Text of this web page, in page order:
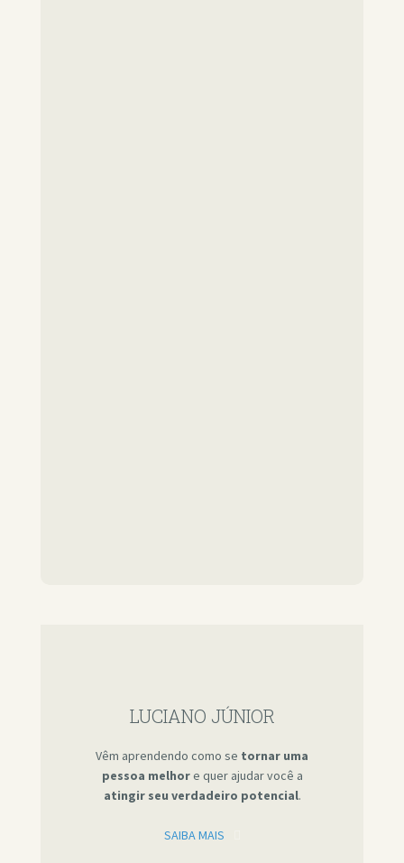
LUCIANO JÚNIOR
Vêm aprendendo como se tornar uma
pessoa melhore quer ajudar você a
atingir seu verdadeiro potencial.
SAIBA MAIS